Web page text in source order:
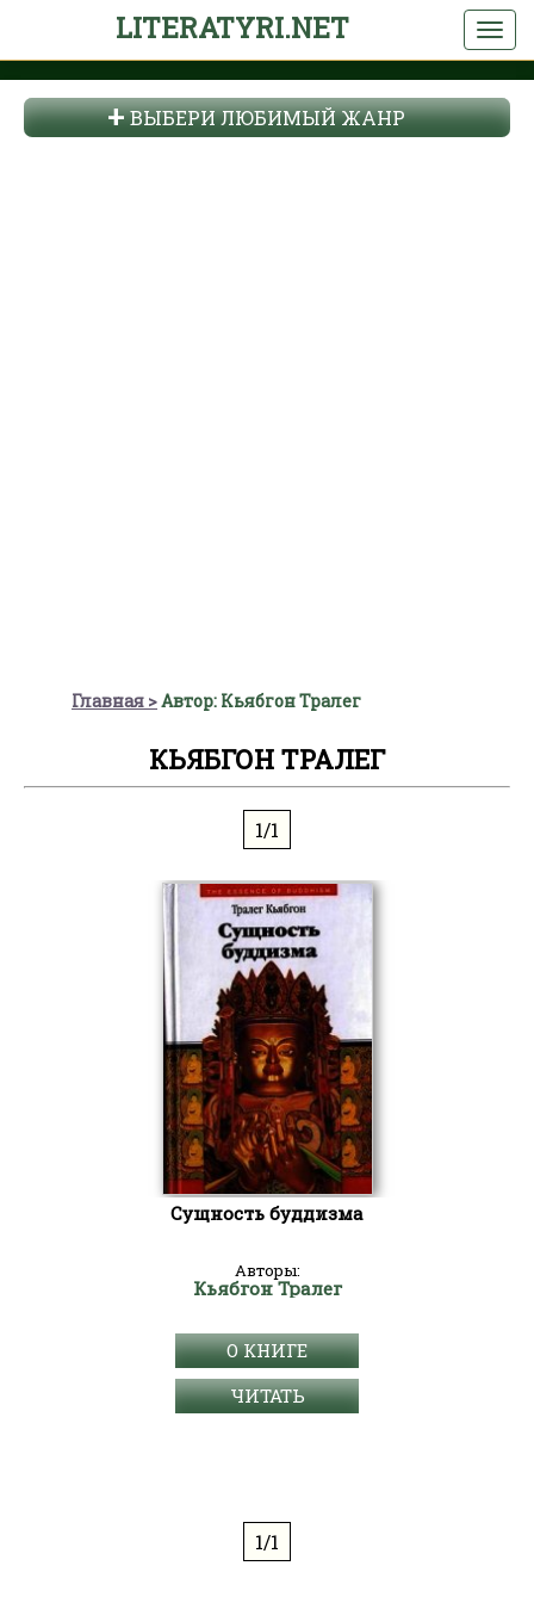
LITERATYRI.NET
ВЫБЕРИ ЛЮБИМЫЙ ЖАНР
Главная Автор: Кьябгон Тралег
КЬЯБГОН ТРАЛЕГ
1/1
Сущность буддизма
Авторы:
Кьябгон Тралег
О КНИГЕ
ЧИТАТЬ
1/1